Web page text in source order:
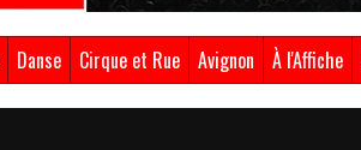
Danse Cirque et Rue Avignon À l'Affiche